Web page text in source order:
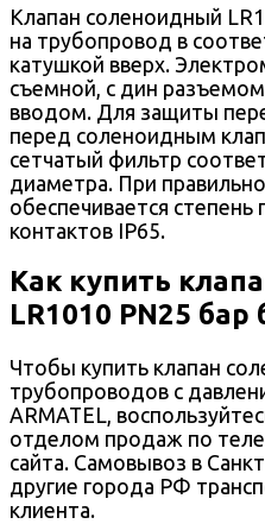
Клапан соленоидный
на трубопровод в
катушкой вверх.
съемной, с дин
вводом. Для защиты
перед соленоидным
сетчатый фильтр
диаметра. При
обеспечивается
контактов IP65.
Как купить
LR1010 PN25 бар
Чтобы купить клапан
трубопроводов с
ARMATEL,
отделом продаж по
сайта. Самовывоз в
другие города РФ
клиента.